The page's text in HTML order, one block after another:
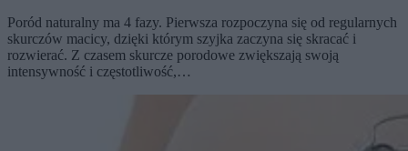
Poród naturalny ma 4 fazy. Pierwsza rozpoczyna się od regularnych
skurczów macicy, dzięki którym szyjka zaczyna się skracać i
rozwierać. Z czasem skurcze porodowe zwiększają swoją
intensywność i częstotliwość,…